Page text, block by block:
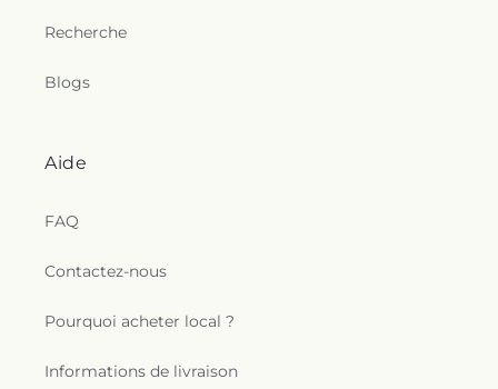
Recherche
Blogs
Aide
FAQ
Contactez-nous
Pourquoi acheter local ?
Informations de livraison